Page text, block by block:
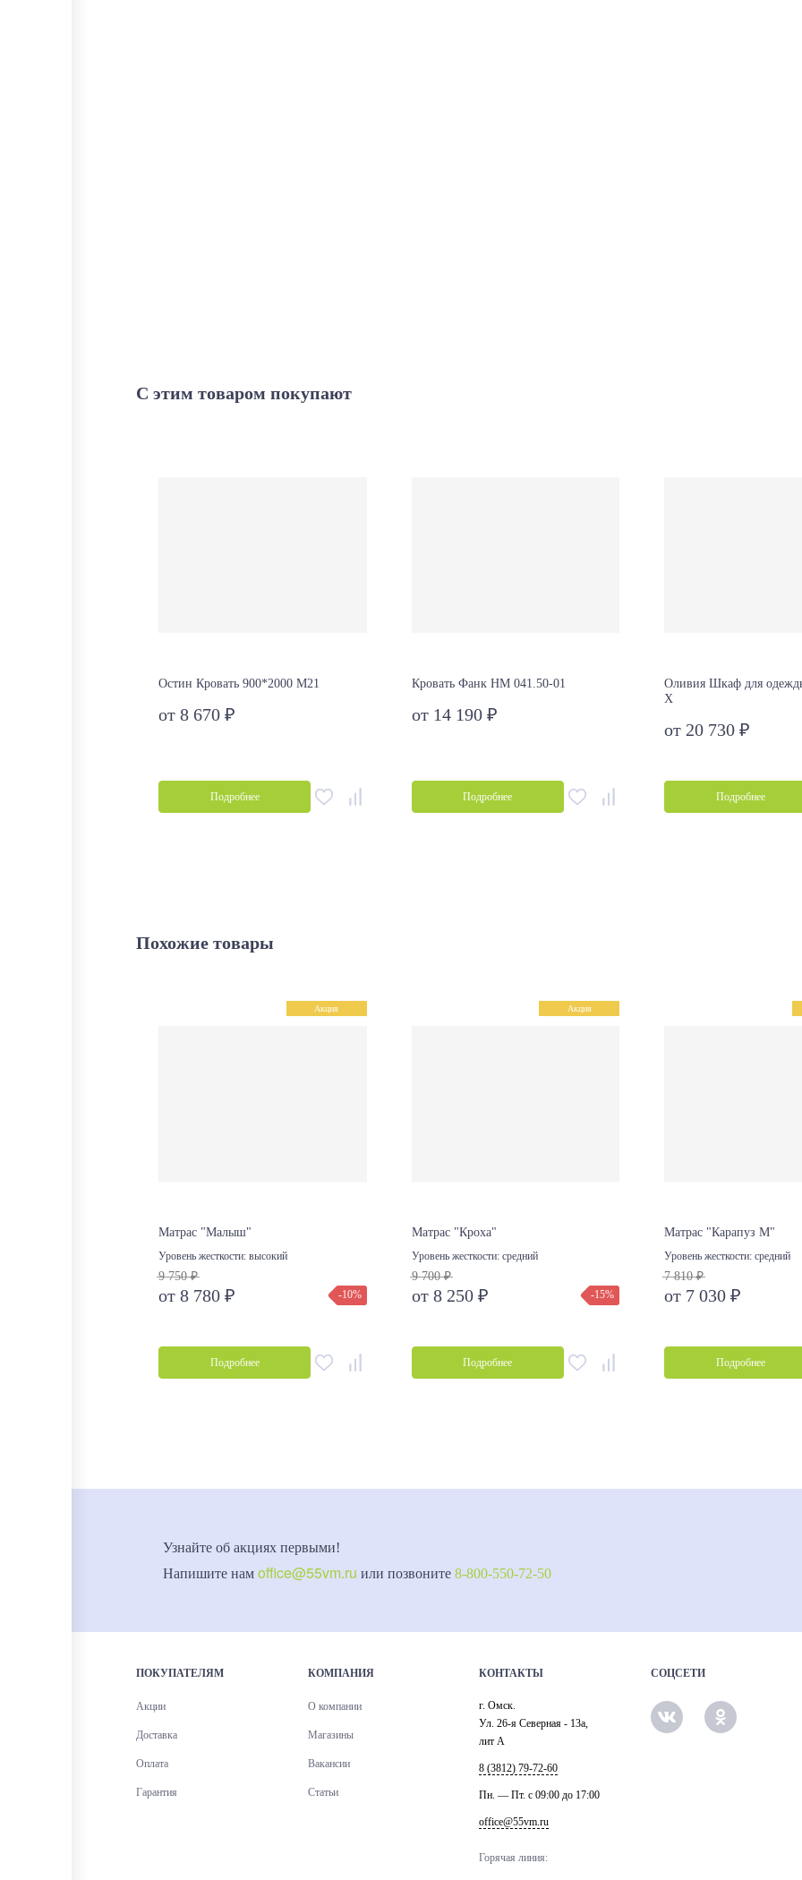
С этим товаром покупают
Остин Кровать 900*2000 М21
от 8 670 ₽
Подробнее
Кровать Фанк НМ 041.50-01
от 14 190 ₽
Подробнее
Оливия Шкаф для
Х
от 20 730 ₽
Подробнее
Похожие товары
Акция
Матрас "Малыш"
Уровень жесткости: высокий
9 750 ₽
от 8 780 ₽ -10%
Подробнее
Акция
Матрас "Кроха"
Уровень жесткости: средний
9 700 ₽
от 8 250 ₽ -15%
Подробнее
Матрас "Карапуз М"
Уровень жесткости: средний
7 810 ₽
от 7 030 ₽
Подробнее
Узнайте об акциях первыми!
Напишите нам office@55vm.ru или позвоните 8-800-550-72-50
ПОКУПАТЕЛЯМ
Акции
Доставка
Оплата
Гарантия
КОМПАНИЯ
О компании
Магазины
Вакансии
Статьи
КОНТАКТЫ
г. Омск.
Ул. 26-я Северная - 13а,
лит А
8 (3812) 79-72-60
Пн. — Пт. c 09:00 до 17:00
office@55vm.ru
Горячая линия:
СОЦСЕТИ